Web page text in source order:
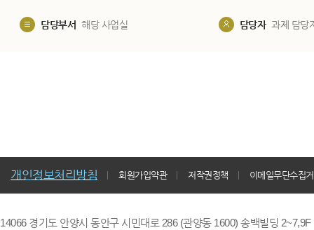
담당부서 해당 사업실 담당자 과제 담당
개인정보처리방침 회원가입약관 저작권정책 이메일무단수집
14066 경기도 안양시 동안구 시민대로 286 (관양동 1600) 송백빌딩